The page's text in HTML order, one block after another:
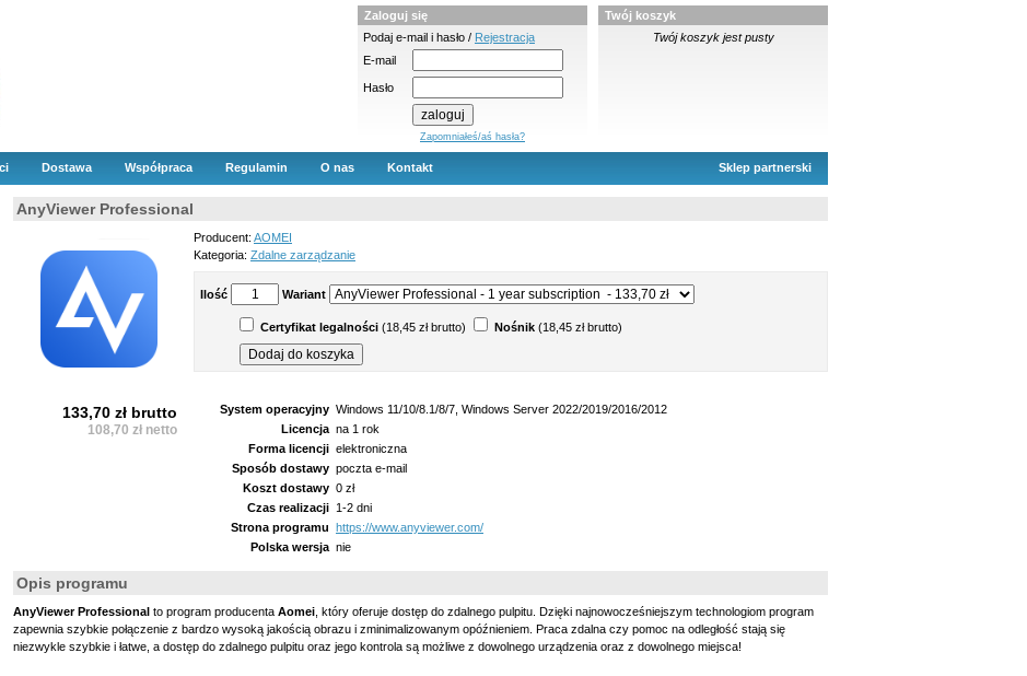
Zaloguj się
Podaj e-mail i hasło / Rejestracja
E-mail
Hasło
Zapomniałeś/aś hasła?
Twój koszyk
Twój koszyk jest pusty
Dostawa Współpraca Regulamin O nas Kontakt Sklep partnerski
AnyViewer Professional
Producent: AOMEI
Kategoria: Zdalne zarządzanie
Ilość Wariant
Certyfikat legalności (18,45 zł brutto) Nośnik (18,45 zł brutto)
133,70 zł brutto
108,70 zł netto
System operacyjny Windows 11/10/8.1/8/7, Windows Server 2022/2019/2016/2012
Licencja na 1 rok
Forma licencji elektroniczna
Sposób dostawy poczta e-mail
Koszt dostawy 0 zł
Czas realizacji 1-2 dni
Strona programu https://www.anyviewer.com/
Polska wersja nie
Opis programu
AnyViewer Professional to program producenta Aomei , który oferuje dostęp do zdalnego pulpitu. Dzięki najnowocześniejszym technologiom program
zapewnia szybkie połączenie z bardzo wysoką jakością obrazu i zminimalizowanym opóźnieniem. Praca zdalna czy pomoc na odległość stają się
niezwykle szybkie i łatwe, a dostęp do zdalnego pulpitu oraz jego kontrola są możliwe z dowolnego urządzenia oraz z dowolnego miejsca!